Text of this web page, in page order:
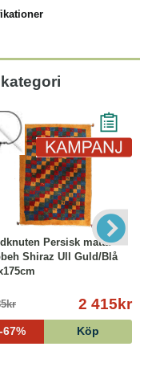
Persisk matta
Shiraz Ull Guld/Blå
2 415kr
-67% Köp